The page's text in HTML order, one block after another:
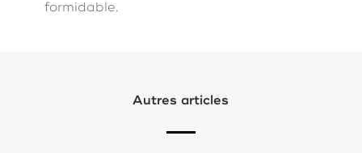
formidable.
Autres articles